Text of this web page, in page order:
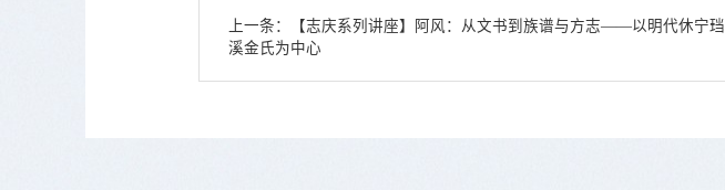
上一条：
【志庆系列讲座】阿风：从文书到族谱与方志——以明代休宁珰
溪金氏为中心